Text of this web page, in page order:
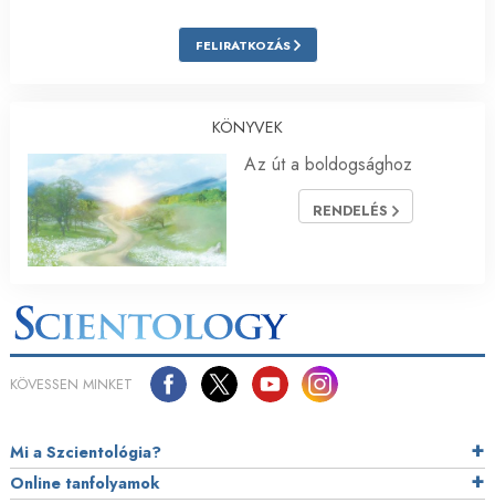
FELIRATKOZÁS
KÖNYVEK
Az út a boldogsághoz
RENDELÉS
KÖVESSEN MINKET
Mi a Szcientológia?
Online tanfolyamok